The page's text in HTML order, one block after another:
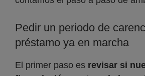
Pedir un periodo de
préstamo ya en marcha
El primer paso es revisar si